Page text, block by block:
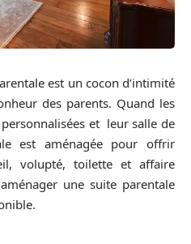
est un cocon d’intimité
des parents. Quand les
et leur salle de
est aménagée pour offrir
volupté, toilette et affaire
une suite parentale